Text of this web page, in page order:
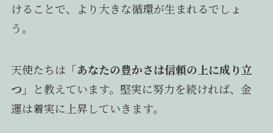
けることで、より大きな循環が生まれるでしょ
う。
天使たちは 「あなたの豊かさは信頼の上に成り立
つ」
と教えています。堅実に努力を続ければ、金
運は着実に上昇していきます。